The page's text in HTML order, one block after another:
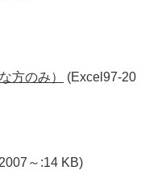
方のみ）
(Excel97-20
～:14 KB)